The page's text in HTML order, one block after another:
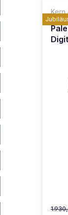
Kern